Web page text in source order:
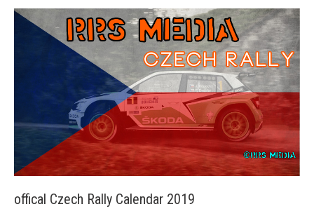
offical Czech Rally Calendar 2019